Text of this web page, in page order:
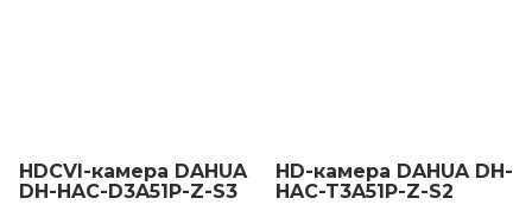
HDCVI-камера DAHUA
DH-HAC-D3A51P-Z-S3
HD-камера DAHUA DH-
HAC-T3A51P-Z-S2